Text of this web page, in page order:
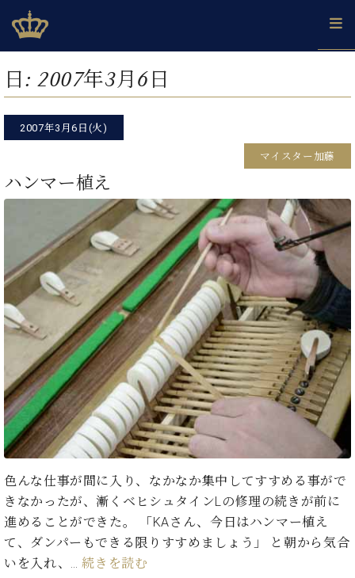
to
content
ベヒシュタインジャパン公式サイト
BECHSTEIN JAPAN Official Site
タ
ロ
グ
ベ
ヒ
ュ
タ
イ
ン
コ
ト /
C.
ベ
ヒ
シ
ュ
タ
イ
ン
レ
ジ
デ
ン
ス
示
ノ
技
術
ベ
ヒ
シ
イ
ン
ン
ピ
ア
ノ
作
る
こ
と
色
と
タ
ッ
チ
ヒ
シ
ュ
タ
イ
ン
の
密
ド
イ
ツ
器
ベ
タ
ン
ン
ド
ヒ
ス
ト
ー
音
楽
家
ニ
メ
ル
マ
員
登
内
各
店
ら
の
お
知
ら
(入
荷
情
報
等)
シ
イ
ン
し
た
い！
学
び
い！
録
音
し
た
い！
と
い
方
は、
お
企
業
情
採
ベ
ヒ
シ
ュ
イ
ン・
サ
ロ
ン
会
員
ベ
ヒ
ュ
日: 2007年3月6日
2007年3月6日(火)
マイスター加藤
ハンマー植え
色んな仕事が間に入り、なかなか集中してすすめる事がで
きなかったが、漸くベヒシュタインLの修理の続きが前に
進めることができた。 「KAさん、今日はハンマー植え
て、ダンパーもできる限りすすめましょう」 と朝から気合
いを入れ、…続きを読む